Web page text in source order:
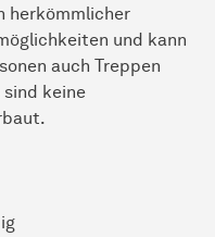
herkömmlicher
und kann
auch Treppen
sind keine